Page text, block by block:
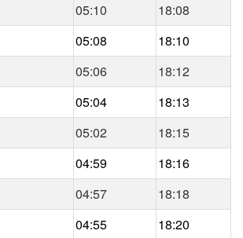
05:10
18:08
05:08
18:10
05:06
18:12
05:04
18:13
05:02
18:15
04:59
18:16
04:57
18:18
04:55 18:20